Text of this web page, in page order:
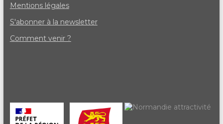
Mentions légales
S'abonner à la newsletter
Comment venir ?